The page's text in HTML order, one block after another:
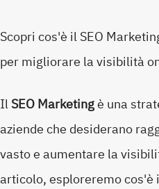
Scopri cos'è il SEO
per migliorare la visibilità
IlSEO Marketingè una
aziende che desiderano
vasto e aumentare la
articolo, esploreremo cos'è